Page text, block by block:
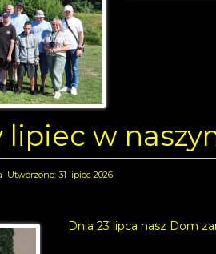
lipiec w
Utworzono: 31 lipiec 2026
Dnia 23 lipca nasz Dom